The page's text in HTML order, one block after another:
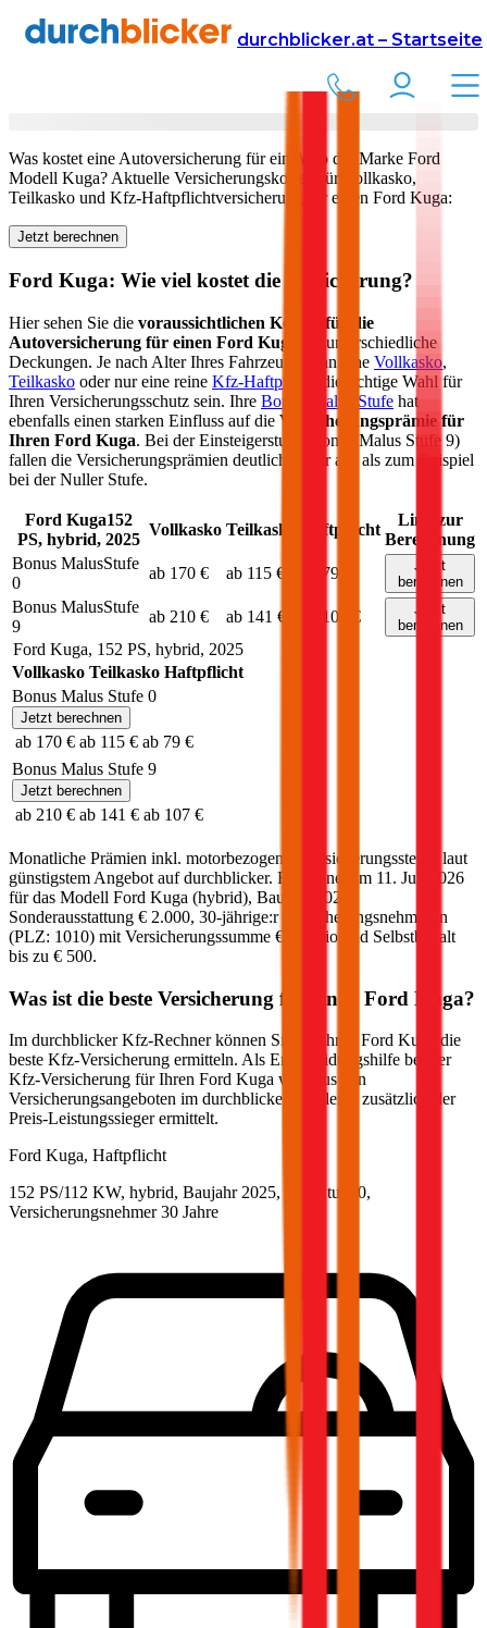
durchblicker.at – Startseite
Versicherung Autoversicherung Ford
Ford Kuga in Österreich
Was kostet eine Autoversicherung für ein Auto der Marke Ford
Modell Kuga? Aktuelle Versicherungskosten für Vollkasko,
Teilkasko und Kfz-Haftpflichtversicherung für einen Ford Kuga:
Jetzt berechnen
Ford Kuga: Wie viel kostet die Versicherung?
Hier sehen Sie die voraussichtlichen Kosten für die
Autoversicherung für einen Ford Kuga
für unterschiedliche
Deckungen. Je nach Alter Ihres Fahrzeugs kann eine Vollkasko,
Teilkasko oder nur eine reine Kfz-Haftpflicht
die richtige Wahl für
Ihren Versicherungsschutz sein. Ihre Bonus-Malus Stufe hat
ebenfalls einen starken Einfluss auf die Versicherungsprämie für
Ihren Ford Kuga. Bei der Einsteigerstufe (Bonus Malus Stufe 9)
fallen die Versicherungsprämien deutlich höher aus als zum Beispiel
bei der Nuller Stufe.
Ford Kuga152
PS, hybrid, 2025
Vollkasko Teilkasko Haftpflicht
Link zur
Berechnung
Bonus MalusStufe
0
ab 170 € ab 115 € ab 79 €
Jetzt
berechnen
Bonus MalusStufe
9
ab 210 € ab 141 € ab 107 €
Jetzt
berechnen
Ford Kuga, 152 PS, hybrid, 2025
Vollkasko Teilkasko Haftpflicht
Bonus Malus Stufe 0
Jetzt berechnen
ab 170 € ab 115 € ab 79 €
Bonus Malus Stufe 9
Jetzt berechnen
ab 210 € ab 141 € ab 107 €
Monatliche Prämien inkl. motorbezogener Versicherungssteuer laut
günstigstem Angebot auf durchblicker. Berechnet am 11. Juli 2026
für das Modell Ford Kuga (hybrid), Baujahr 2025
Sonderausstattung € 2.000, 30-jährige:rVersicherungsnehmer:in
(PLZ: 1010) mit Versicherungssumme € 20 Mio und Selbstbehalt
bis zu € 500.
Was ist die beste Versicherung für einen Ford Kuga?
Im durchblicker Kfz-Rechner können Sie für Ihren Ford Kuga
die
beste Kfz-Versicherung ermitteln. Als Entscheidungshilfe bei der
Kfz-Versicherung für Ihren Ford Kuga wird aus den
Versicherungsangeboten im durchblicker Vergleich zusätzlich der
Preis-Leistungssieger ermittelt.
Ford Kuga, Haftpflicht
152 PS/112 KW, hybrid, Baujahr 2025, BM-Stufe 0,
Versicherungsnehmer 30 Jahre